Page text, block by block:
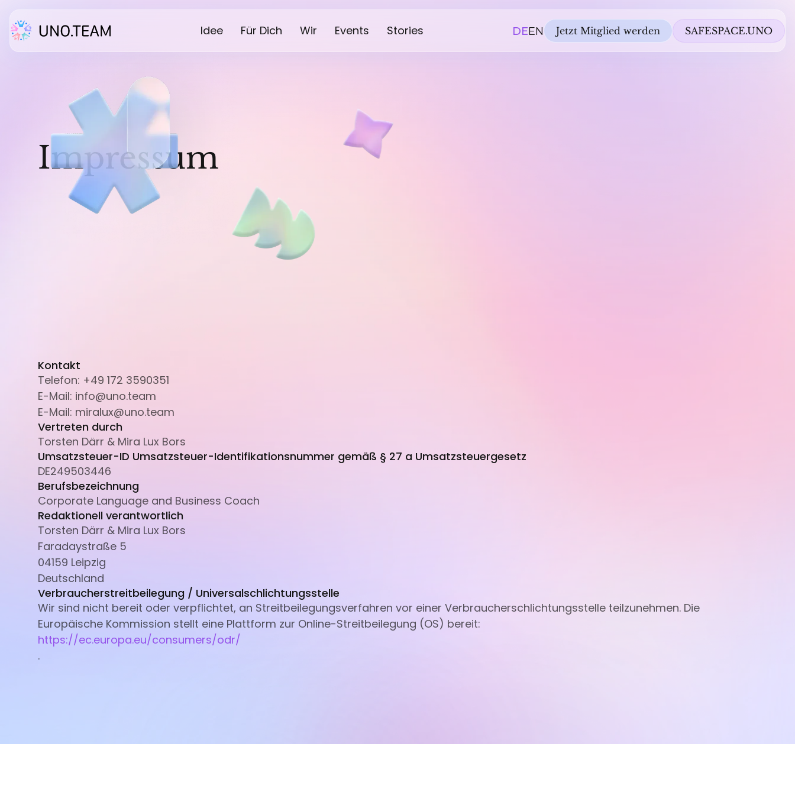
Idee Für Dich Wir Events Stories DEEN Jetzt Mitglied werden SAFESPACE.UNO
Impressum
Kontakt
Telefon: +49 172 3590351
E-Mail: info@uno.team
E-Mail: miralux@uno.team
Vertreten durch
Torsten Därr & Mira Lux Bors
Umsatzsteuer-ID Umsatzsteuer-Identifikationsnummer gemäß § 27 a Umsatzsteuergesetz
DE249503446
Berufsbezeichnung
Corporate Language and Business Coach
Redaktionell verantwortlich
Torsten Därr & Mira Lux Bors
Faradaystraße 5
04159 Leipzig
Deutschland
Verbraucherstreitbeilegung / Universalschlichtungsstelle
Wir sind nicht bereit oder verpflichtet, an Streitbeilegungsverfahren vor einer Verbraucherschlichtungsstelle teilzunehmen. Die
Europäische Kommission stellt eine Plattform zur Online-Streitbeilegung (OS) bereit:
https://ec.europa.eu/consumers/odr/
.